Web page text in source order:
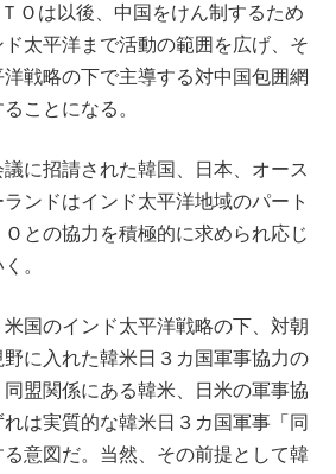
Ｏは以後、中国をけん制するため
太平洋まで活動の範囲を広げ、そ
戦略の下で主導する対中国包囲網
ことになる。
に招請された韓国、日本、オース
ンドはインド太平洋地域のパート
との協力を積極的に求められ応じ
。
国のインド太平洋戦略の下、対朝
に入れた韓米日３カ国軍事協力の
盟関係にある韓米、日米の軍事協
は実質的な韓米日３カ国軍事「同
意図だ。当然、その前提として韓